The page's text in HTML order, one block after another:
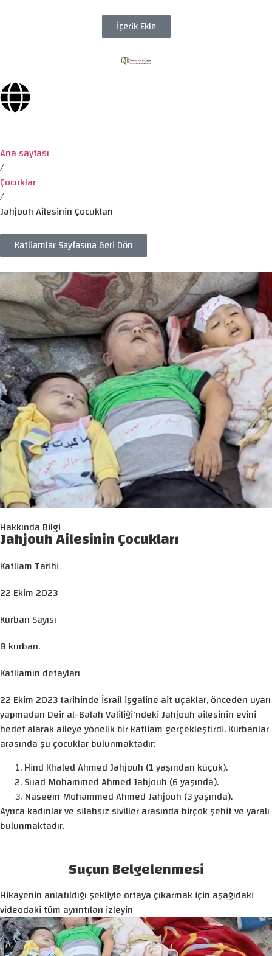
İçerik Ekle
Ana sayfası
/
Çocuklar
/
Jahjouh Ailesinin Çocukları
Katliamlar Sayfasına Geri Dön
Hakkında Bilgi
Jahjouh Ailesinin Çocukları
Katliam Tarihi
22 Ekim 2023
Kurban Sayısı
8 kurban.
Katliamın detayları
22 Ekim 2023 tarihinde İsrail işgaline ait uçaklar, önceden uyarı
yapmadan Deir al-Balah Valiliği'ndeki Jahjouh ailesinin evini
hedef alarak aileye yönelik bir katliam gerçekleştirdi. Kurbanlar
arasında şu çocuklar bulunmaktadır:
Hind Khaled Ahmed Jahjouh (1 yaşından küçük).
Suad Mohammed Ahmed Jahjouh (6 yaşında).
Naseem Mohammed Ahmed Jahjouh (3 yaşında).
Ayrıca kadınlar ve silahsız siviller arasında birçok şehit ve yaralı
bulunmaktadır.
Suçun Belgelenmesi
Hikayenin anlatıldığı şekliyle ortaya çıkarmak için aşağıdaki
videodaki tüm ayrıntıları izleyin